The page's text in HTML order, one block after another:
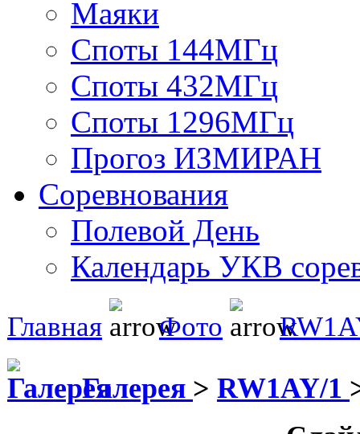
Маяки
Споты 144МГц
Споты 432МГц
Споты 1296МГц
Прогоз ИЗМИРАН
Соревнования
Полевой День
Календарь УКВ
Главная Фото
Галерея > RW1AY/1